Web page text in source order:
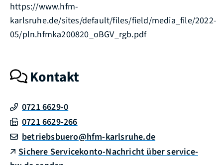
https://www.hfm-
karlsruhe.de/sites/default/files/field/media_file/2022-
05/pln.hfmka200820_oBGV_rgb.pdf
Kontakt
0721 6629-0
0721 6629-266
betriebsbuero@hfm-karlsruhe.de
Sichere Servicekonto-Nachricht über service-